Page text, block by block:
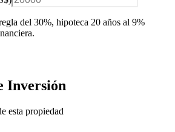
del 30%, hipoteca 20 años al 9%
Inversión
esta propiedad